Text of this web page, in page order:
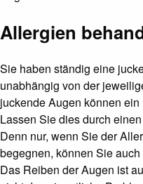
Allergien
Sie haben ständig eine
unabhängig von der
juckende Augen können
Lassen Sie dies durch
Denn nur, wenn Sie der
begegnen, können Sie
Das Reiben der Augen ist